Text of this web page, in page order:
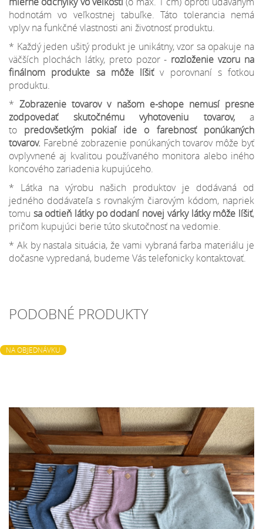
hodnotám vo veľkostnej tabuľke. Táto tolerancia nemá
vplyv na funkčné vlastnosti ani životnosť produktu.
* Každý jeden ušitý produkt je unikátny, vzor sa opakuje na
väčších plochách látky, preto pozor - rozloženie vzoru na
finálnom produkte sa môže líšiťv porovnaní s fotkou
produktu.
*Zobrazenie tovarov v našom e-shope nemusí presne
zodpovedať skutočnému vyhotoveniu tovarov,a
to predovšetkým pokiaľ ide o farebnosť ponúkaných
tovarov. Farebné zobrazenie ponúkaných tovarov môže byť
ovplyvnené aj kvalitou používaného monitora alebo iného
koncového zariadenia kupujúceho.
* Látka na výrobu našich produktov je dodávaná od
jedného dodávateľa s rovnakým čiarovým kódom, napriek
tomu sa odtieň látky po dodaní novej várky látky môže líšiť,
pričom kupujúci berie túto skutočnosť na vedomie.
* Ak by nastala situácia, že vami vybraná farba materiálu je
dočasne vypredaná, budeme Vás telefonicky kontaktovať.
PODOBNÉ PRODUKTY
NA OBJEDNÁVKU